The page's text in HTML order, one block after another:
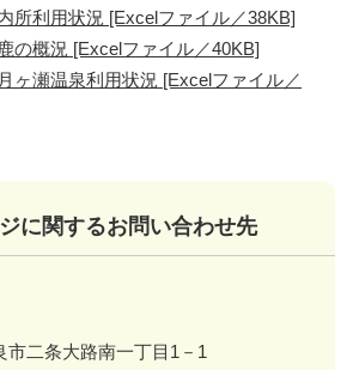
所利用状況 [Excelファイル／38KB]
の概況 [Excelファイル／40KB]
ヶ瀬温泉利用状況 [Excelファイル／
に関するお問い合わせ先
市二条大路南一丁目1－1